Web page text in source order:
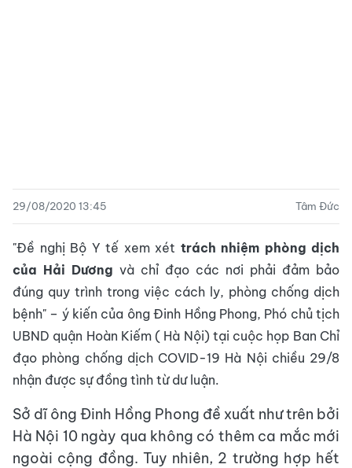
29/08/2020 13:45 Tâm Đức
"Đề nghị Bộ Y tế xem xét trách nhiệm phòng dịch
của Hải Dương và chỉ đạo các nơi phải đảm bảo
đúng quy trình trong việc cách ly, phòng chống dịch
bệnh" – ý kiến của ông Đinh Hồng Phong, Phó chủ tịch
UBND quận Hoàn Kiếm ( Hà Nội) tại cuộc họp Ban Chỉ
đạo phòng chống dịch COVID-19 Hà Nội chiều 29/8
nhận được sự đồng tình từ dư luận.
Sở dĩ ông Đinh Hồng Phong đề xuất như trên bởi
Hà Nội 10 ngày qua không có thêm ca mắc mới
ngoài cộng đồng. Tuy nhiên, 2 trường hợp hết